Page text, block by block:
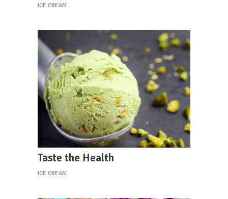
ICE CREAM
Taste the Health
ICE CREAM